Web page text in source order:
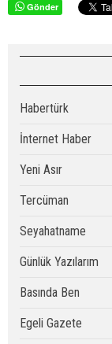
Gönder
Habertürk
İnternet Haber
Yeni Asır
Tercüman
Seyahatname
Günlük Yazılarım
Basında Ben
Egeli Gazete